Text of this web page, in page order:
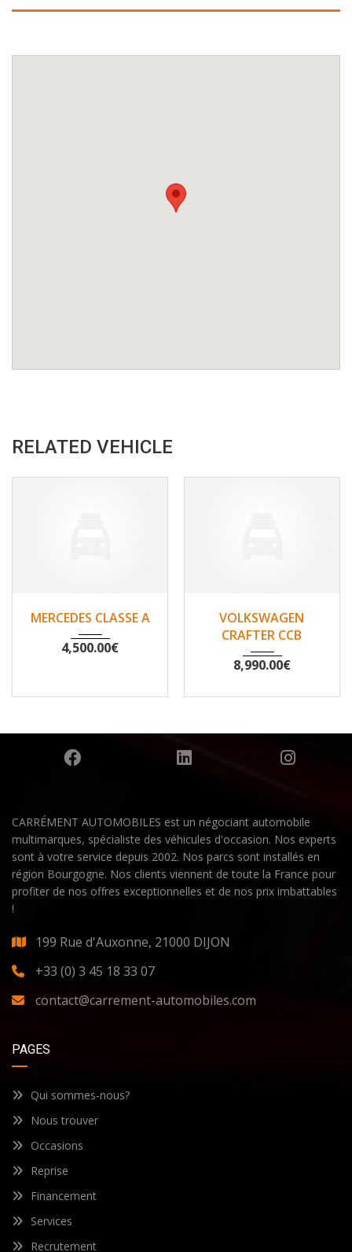
RELATED VEHICLE
148500
MERCEDES CLASSE A
4,500.00€
200530
VOLKSWAGEN
CRAFTER CCB
8,990.00€
CARRÉMENT AUTOMOBILES est un négociant automobile
multimarques, spécialiste des véhicules d'occasion. Nos experts
sont à votre service depuis 2002. Nos parcs sont installés en
région Bourgogne. Nos clients viennent de toute la France pour
profiter de nos offres exceptionnelles et de nos prix imbattables
!
199 Rue d'Auxonne, 21000 DIJON
+33 (0) 3 45 18 33 07
contact@carrement-automobiles.com
PAGES
Qui sommes-nous?
Nous trouver
Occasions
Reprise
Financement
Services
Recrutement